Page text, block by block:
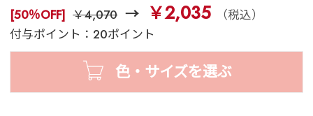
[50％OFF] ￥4,070 ￥2,035
（税込）
付与ポイント：20ポイント
色・サイズを選ぶ